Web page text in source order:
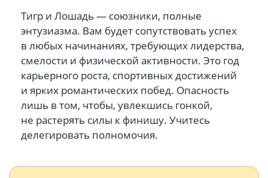
Тигр и Лошадь — союзники, полные
энтузиазма. Вам будет сопутствовать успех
в любых начинаниях, требующих лидерства,
смелости и физической активности. Это год
карьерного роста, спортивных достижений
и ярких романтических побед. Опасность
лишь в том, чтобы, увлекшись гонкой,
не растерять силы к финишу. Учитесь
делегировать полномочия.